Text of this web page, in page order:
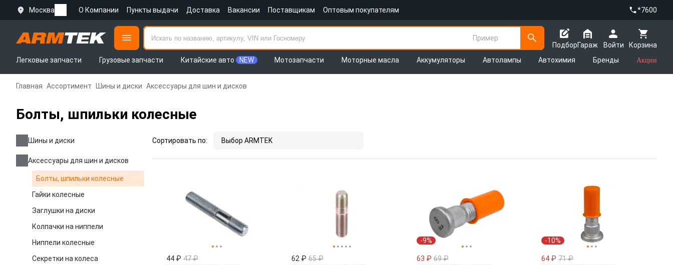
Москва О Компании Пункты выдачи Доставка Вакансии Поставщикам Оптовым покупателям *7600
Пример
Подбор
Корзина
Гараж
Войти
Легковые запчасти
Грузовые запчасти Китайские авто NEW Мотозапчасти Моторные масла Аккумуляторы Автолампы Автохимия Бренды Акции
Главная Ассортимент Шины и диски Аксессуары для шин и дисков
Болты, шпильки колесные
Шины и диски
Аксессуары для шин и дисков
Болты, шпильки колесные
Гайки колесные
Заглушки на диски
Колпачки на ниппели
Ниппели колесные
Секретки на колеса
Сортировать по: Выбор ARMTEK
44 ₽ 47 ₽
62 ₽ 65 ₽
-9%
63 ₽ 69 ₽
-10%
64 ₽ 71 ₽